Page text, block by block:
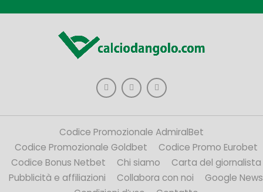
Codice Promozionale AdmiralBet
Codice Promozionale Goldbet
Codice Promo Eurobet
Codice Bonus Netbet
Chi siamo
Carta del giornalista
Pubblicità e affiliazioni
Collabora con noi
Google News